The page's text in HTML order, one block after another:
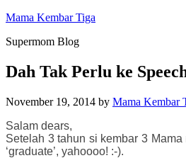
Mama Kembar Tiga
Supermom Blog
Dah Tak Perlu ke
November 19, 2014 by Mama Kembar
Salam dears,
Setelah 3 tahun si kembar 3
‘graduate’, yahoooo! :-).